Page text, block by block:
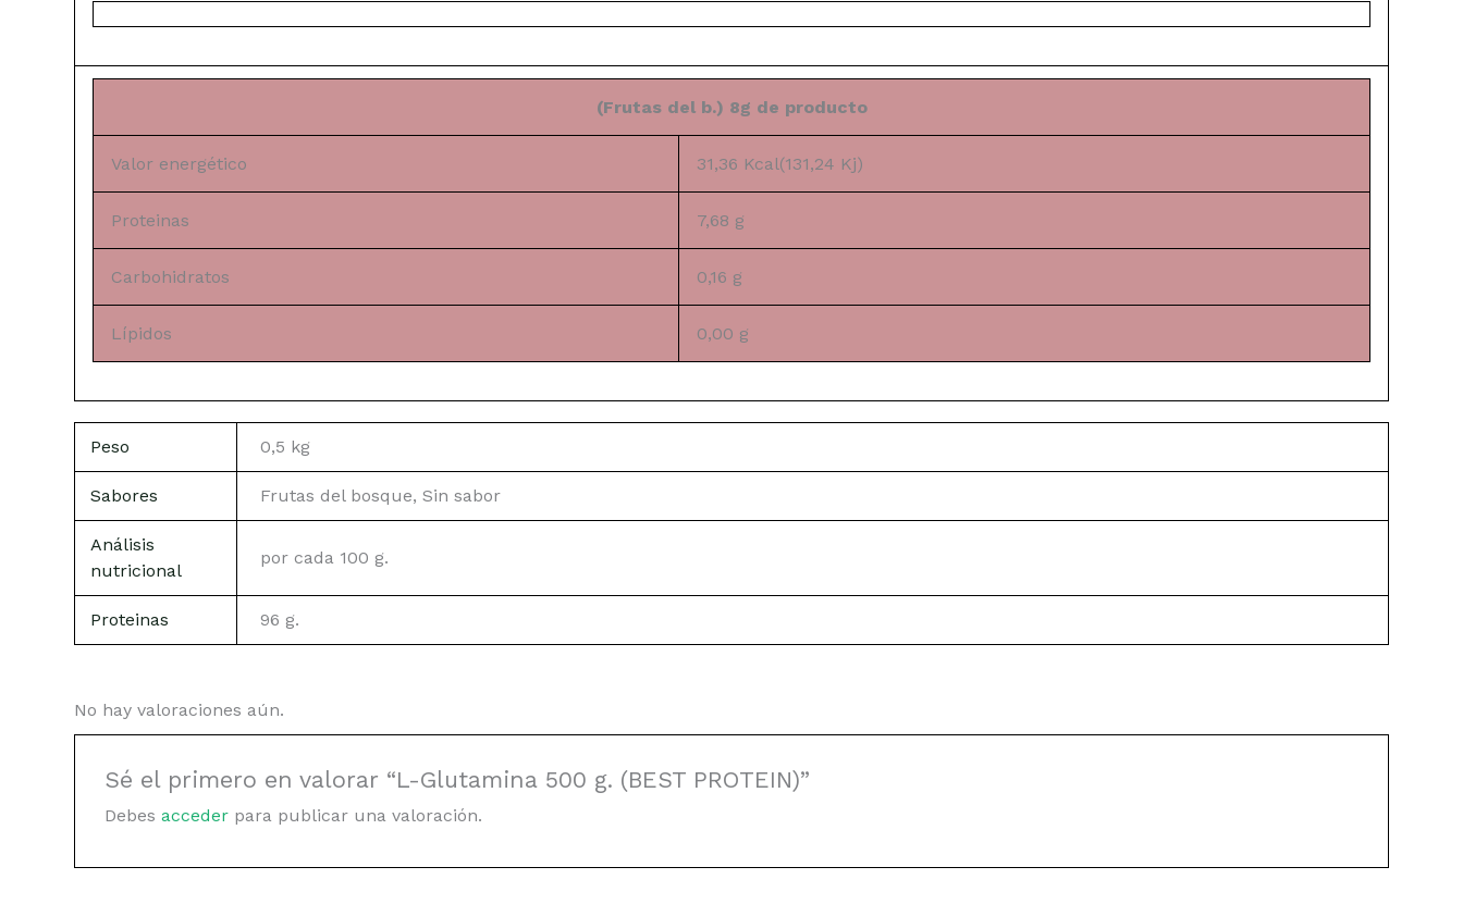
(Frutas del b.) 8g de producto
Valor energético 31,36 Kcal(131,24 Kj)
Proteinas 7,68 g
Carbohidratos 0,16 g
Lípidos 0,00 g
Peso 0,5 kg
Sabores Frutas del bosque, Sin sabor
Análisis
nutricional
por cada 100 g.
Proteinas 96 g.
No hay valoraciones aún.
Sé el primero en valorar “L-Glutamina 500 g. (BEST PROTEIN)”
Debes accederpara publicar una valoración.